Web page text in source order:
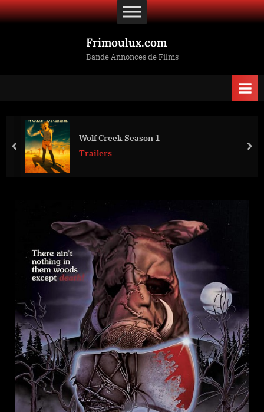
Skip
to
Frimoulux.com
Bande Annonces de Films
Wolf Creek Season 1
Trailers
prev